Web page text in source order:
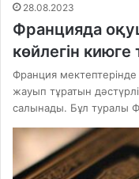
28.08.2023
Францияда
көйлегін
Франция мектептерінде
жауып тұратын
салынады. Бұл туралы